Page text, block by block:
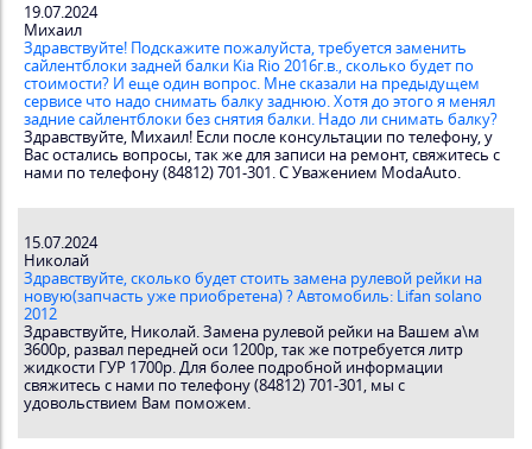
19.07.2024
Михаил
Здравствуйте! Подскажите пожалуйста, требуется заменить
сайлентблоки задней балки Kia Rio 2016г.в., сколько будет по
стоимости? И еще один вопрос. Мне сказали на предыдущем
сервисе что надо снимать балку заднюю. Хотя до этого я менял
задние сайлентблоки без снятия балки. Надо ли снимать балку?
Здравствуйте, Михаил! Если после консультации по телефону, у
Вас остались вопросы, так же для записи на ремонт, свяжитесь с
нами по телефону (84812) 701-301. С Уважением ModaAuto.
15.07.2024
Николай
Здравствуйте, сколько будет стоить замена рулевой рейки на
новую(запчасть уже приобретена) ? Автомобиль: Lifan solano
2012
Здравствуйте, Николай. Замена рулевой рейки на Вашем а\м
3600р, развал передней оси 1200р, так же потребуется литр
жидкости ГУР 1700р. Для более подробной информации
свяжитесь с нами по телефону (84812) 701-301, мы с
удовольствием Вам поможем.